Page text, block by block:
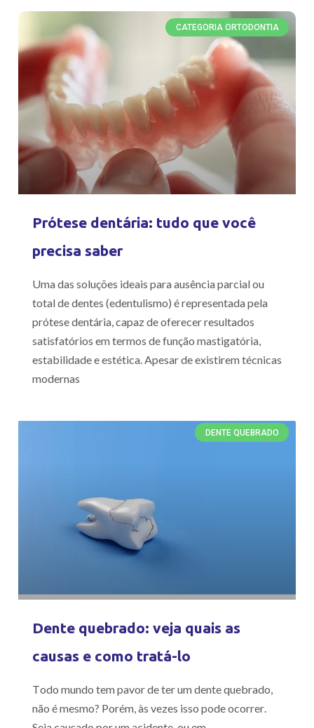
CATEGORIA ORTODONTIA
Prótese dentária: tudo que você
precisa saber
Uma das soluções ideais para ausência parcial ou
total de dentes (edentulismo) é representada pela
prótese dentária, capaz de oferecer resultados
satisfatórios em termos de função mastigatória,
estabilidade e estética. Apesar de existirem técnicas
modernas
DENTE QUEBRADO
Dente quebrado: veja quais as
causas e como tratá-lo
Todo mundo tem pavor de ter um dente quebrado,
não é mesmo? Porém, às vezes isso pode ocorrer.